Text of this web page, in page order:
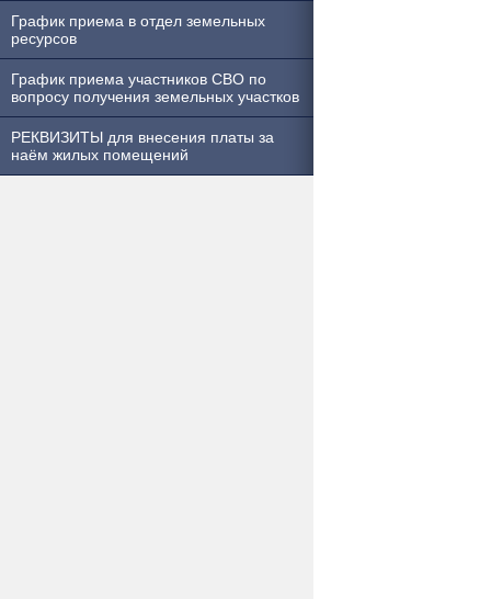
График приема в отдел земельных
ресурсов
График приема участников СВО по
вопросу получения земельных участков
РЕКВИЗИТЫ для внесения платы за
наём жилых помещений